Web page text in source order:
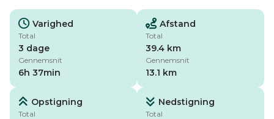
Varighed
Total
3 dage
Gennemsnit
6h 37min
Afstand
Total
39.4 km
Gennemsnit
13.1 km
Opstigning
Total
Nedstigning
Total